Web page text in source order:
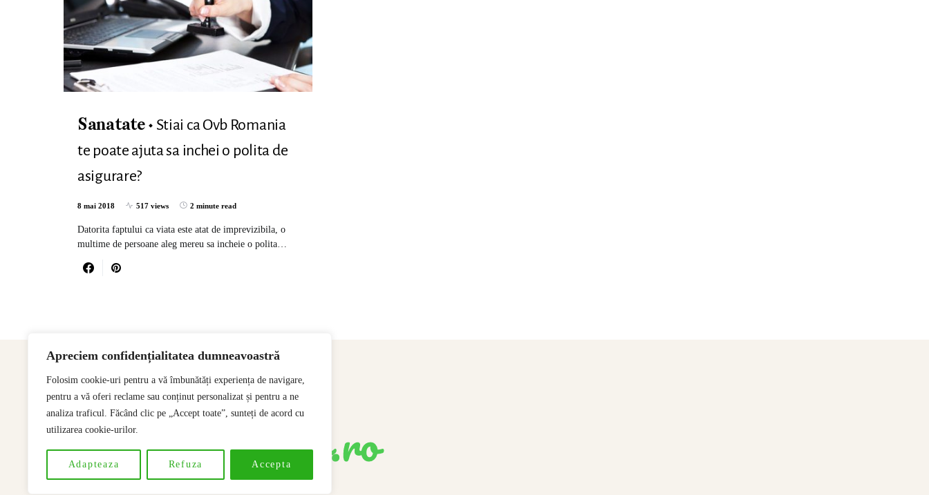
Apreciem confidențialitatea dumneavoastră
Folosim cookie-uri pentru a vă îmbunătăți experiența de navigare,
pentru a vă oferi reclame sau conținut personalizat și pentru a ne
analiza traficul. Făcând clic pe „Accept toate”, sunteți de acord cu
utilizarea cookie-urilor.
Adapteaza Refuza Accepta
Sanatate
Stiai ca Ovb Romania
te poate ajuta sa inchei o polita de
asigurare?
8 mai 2018 517 views 2 minute read
Datorita faptului ca viata este atat de imprevizibila, o
multime de persoane aleg mereu sa incheie o polita…
Designed & Developed bySSeoP